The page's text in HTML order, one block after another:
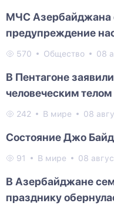
МЧС Азербайджана
предупреждение
570 Общество 08
В Пентагоне
человеческим телом
242 В мире 08
Состояние Джо
91 В мире 08
В Азербайджане
празднику